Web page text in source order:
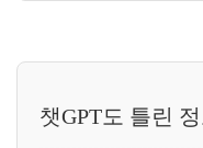
챗GPT도 틀린